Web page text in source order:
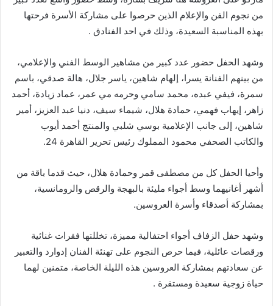
من نجوم الفن والإعلام الذين حرصوا على مشاركة الأسرة فرحتها
بهذه المناسبة السعيدة، وذلك في احد الفنادق .
وشهد الحفل حضور عدد كبير من مشاهير الوسط الفني والإعلامي،
من بينهم الفنانة يسرا، إلهام شاهين، ياسر جلال، هالة صدقي، باسم
سمرة، فيفي عبده، محمد سامي وحرمه مي عمر، عماد زيادة، أحمد
زاهر، إيهاب فهمي، حمادة هلال، شيماء سيف، دنيا عبد العزيز، أمير
شاهين، إلى جانب الإعلامية بوسي شلبي والمنتج أحمد أيوب
والكاتب الصحفي محمود المملوك رئيس تحرير القاهرة 24.
وأحيا الحفل كل من مصطفى قمر وحمادة هلال، حيث قدما باقة من
أشهر أغانيهما وسط أجواء مليئة بالبهجة والرقص والرومانسية،
بمشاركة أصدقاء وأسرة العروسين.
وشهد حفل الزفاف أجواء احتفالية مميزة، تخللتها فقرات غنائية
ورقصات عائلية، فيما حرص النجوم على تهنئة الفنان إدوارد والتعبير
عن سعادتهم بمشاركة العروسين هذه الليلة الخاصة، متمنين لهما
حياة زوجية سعيدة ومستقرة .